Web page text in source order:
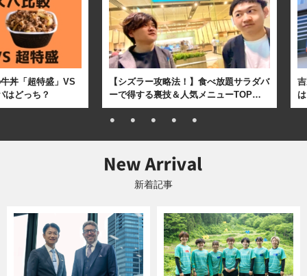
丼「超特盛」VS
はどっち？
【シズラー攻略法！】食べ放題サラダバ
ーで得する裏技＆人気メニューTOP…
新着記事